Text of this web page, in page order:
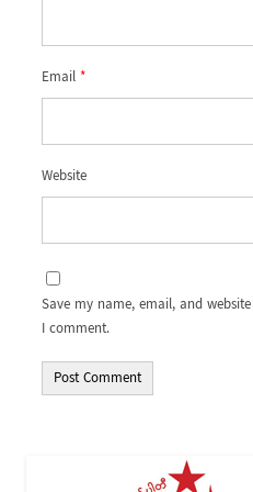
Email*
Website
Save my name, email, and
I comment.